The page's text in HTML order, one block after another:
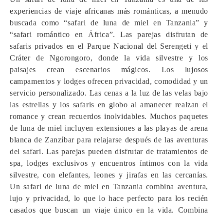
experiencias de viaje africanas más románticas, a menudo
buscada como “safari de luna de miel en Tanzania” y
“safari romántico en África”. Las parejas disfrutan de
safaris privados en el Parque Nacional del Serengeti y el
Cráter de Ngorongoro, donde la vida silvestre y los
paisajes crean escenarios mágicos. Los lujosos
campamentos y lodges ofrecen privacidad, comodidad y un
servicio personalizado. Las cenas a la luz de las velas bajo
las estrellas y los safaris en globo al amanecer realzan el
romance y crean recuerdos inolvidables. Muchos paquetes
de luna de miel incluyen extensiones a las playas de arena
blanca de Zanzíbar para relajarse después de las aventuras
del safari. Las parejas pueden disfrutar de tratamientos de
spa, lodges exclusivos y encuentros íntimos con la vida
silvestre, con elefantes, leones y jirafas en las cercanías.
Un safari de luna de miel en Tanzania combina aventura,
lujo y privacidad, lo que lo hace perfecto para los recién
casados que buscan un viaje único en la vida. Combina